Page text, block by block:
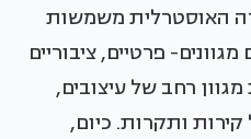
האוסטרלית משמשות
מגוונים- פרטיים, ציבוריים
רחב של עיצובים,
קירות ותקרות. כיום,